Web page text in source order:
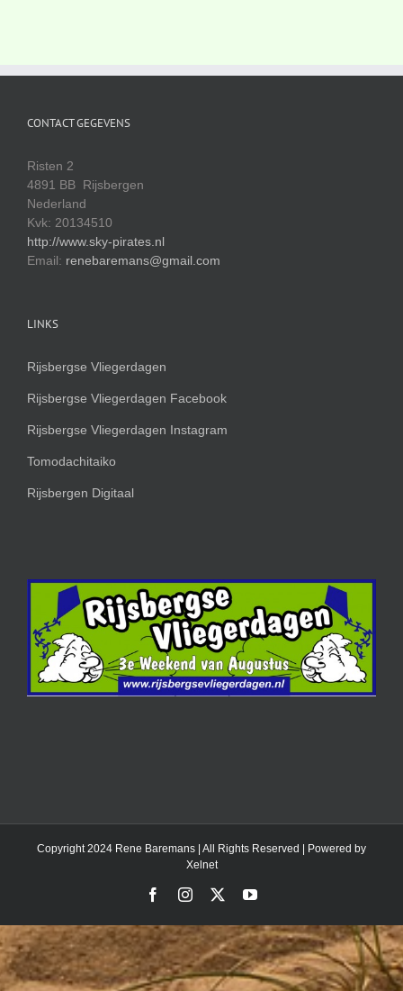
CONTACT GEGEVENS
Risten 2
4891 BB Rijsbergen
Nederland
Kvk: 20134510
http://www.sky-pirates.nl
Email: renebaremans@gmail.com
LINKS
Rijsbergse Vliegerdagen
Rijsbergse Vliegerdagen Facebook
Rijsbergse Vliegerdagen Instagram
Tomodachitaiko
Rijsbergen Digitaal
Copyright 2024 Rene Baremans | All Rights Reserved | Powered by
Xelnet
FacebookInstagram YouTube